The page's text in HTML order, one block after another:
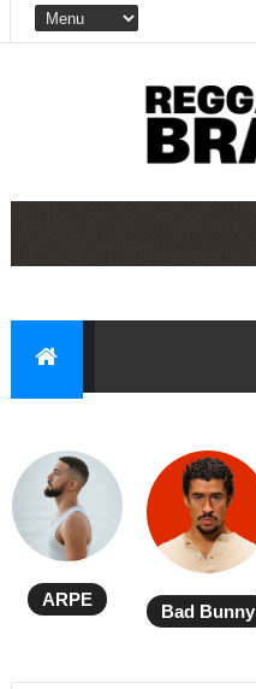
ARPE
Bad Bunny